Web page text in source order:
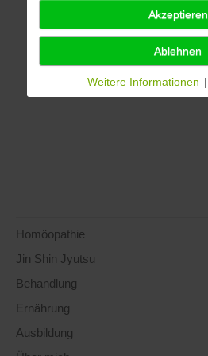
Homöopathie
Jin Shin Jyutsu
Behandlung
Ernährung
Ausbildung
Akzeptieren
Ablehnen
Weitere Informationen |